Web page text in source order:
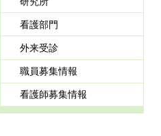
看護部門
外来受診
職員募集情報
看護師募集情報